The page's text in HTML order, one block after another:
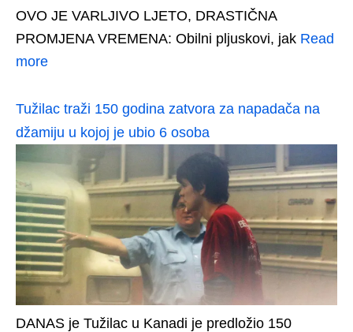
OVO JE VARLJIVO LJETO, DRASTIČNA
PROMJENA VREMENA: Obilni pljuskovi, jak Read
more
Tužilac traži 150 godina zatvora za napadača na
džamiju u kojoj je ubio 6 osoba
DANAS je Tužilac u Kanadi je predložio 150